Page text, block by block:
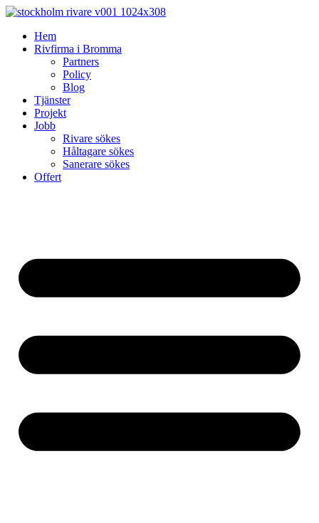
Skip
contentHem
Rivfirma i Bromma
Partners
Policy
Blog
Tjänster
Projekt
Jobb
Rivare sökes
Håltagare sökes
Sanerare sökes
Offert